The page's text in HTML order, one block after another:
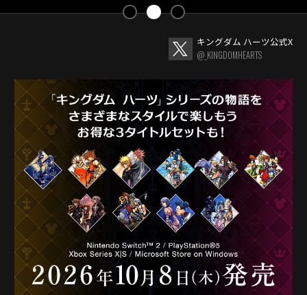
キングダム ハーツ公式X
@_KINGDOMHEARTS